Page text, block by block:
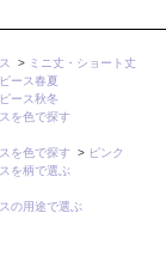
> ミニ丈・ショート丈
ース春夏
ース秋冬
を色で探す
を色で探す > ピンク
を柄で選ぶ
の用途で選ぶ